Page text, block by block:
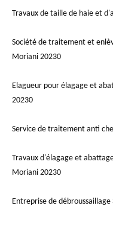
Travaux de taille de haie et
Société de traitement et
Moriani 20230
Elagueur pour élagage et
20230
Service de traitement anti
Travaux d'élagage et
Moriani 20230
Entreprise de